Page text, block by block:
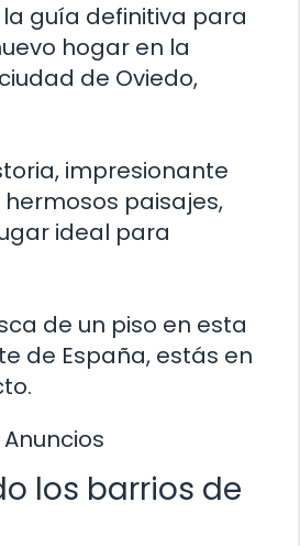
guía definitiva para
hogar en la
de Oviedo,
impresionante
paisajes,
ideal para
de un piso en esta
de España, estás en
Anuncios
los barrios de